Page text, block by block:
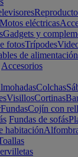
Motos eléctricas
Gadgets y
fotosTrípodes
de alimentación
Accesorios
Colchas
VisillosCortinas
FundasCojín con
Fundas de sofás
habitación